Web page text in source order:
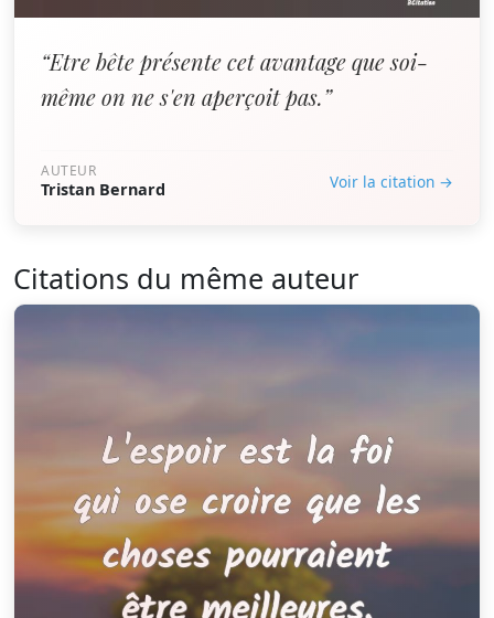
“Etre bête présente cet avantage que soi-
même on ne s'en aperçoit pas.”
AUTEUR
Tristan Bernard Voir la citation →
Citations du même auteur